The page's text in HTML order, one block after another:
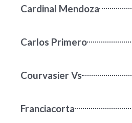
Cardinal Mendoza
Carlos Primero
Courvasier Vs
Franciacorta